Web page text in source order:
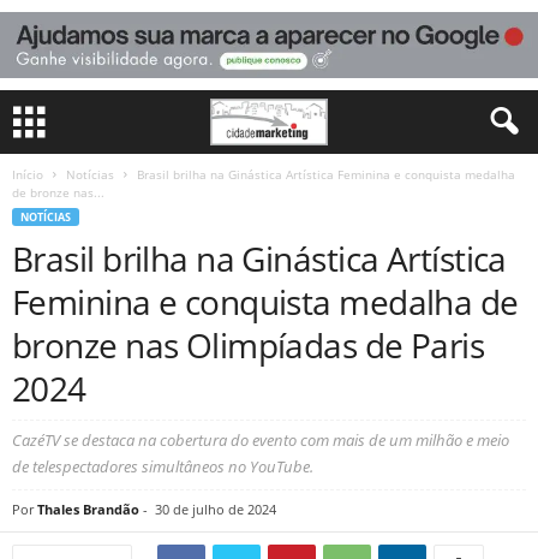
Início Notícias
Brasil brilha na Ginástica Artística Feminina e conquista medalha
de bronze nas...
NOTÍCIAS
Brasil brilha na Ginástica Artística
Feminina e conquista medalha de
bronze nas Olimpíadas de Paris
2024
CazéTV se destaca na cobertura do evento com mais de um milhão e meio
de telespectadores simultâneos no YouTube.
Por Thales Brandão - 30 de julho de 2024